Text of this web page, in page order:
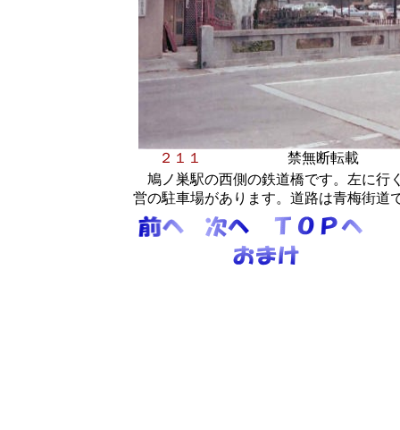
２１１ 禁無断転
鳩ノ巣駅の西側の鉄道橋です。左に行
営の駐車場があります。道路は青梅街道